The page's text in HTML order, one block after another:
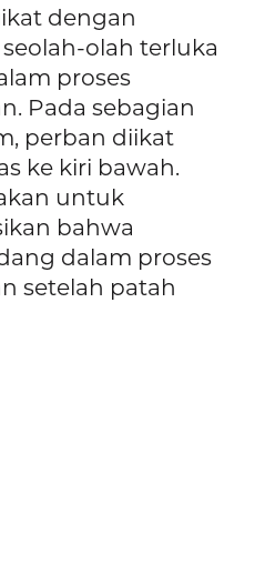
dengan
olah terluka
proses
Pada sebagian
perban diikat
ke kiri bawah.
untuk
bahwa
dalam proses
setelah patah